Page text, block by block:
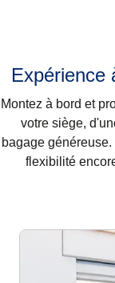
Expérience
Montez à bord et
votre siège,
bagage
flexibilité